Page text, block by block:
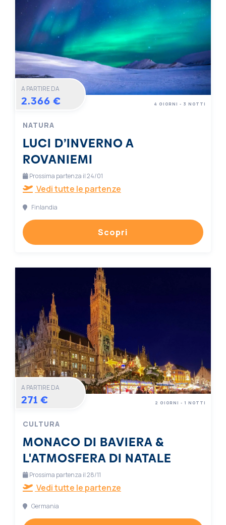
A PARTIRE DA
2.366 €
NATURA
LUCI D’INVERNO A
ROVANIEMI
4 GIORNI - 3 NOTTI
Prossima partenza il 24/01
Vedi tutte le partenze
Finlandia
Scopri
A PARTIRE DA
271 €
CULTURA
MONACO DI BAVIERA &
L'ATMOSFERA DI NATALE
2 GIORNI - 1 NOTTI
Prossima partenza il 28/11
Vedi tutte le partenze
Germania